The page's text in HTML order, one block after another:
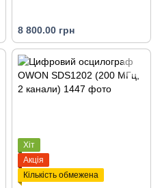
8 800.00 грн
Хіт
Акція
Кількість обмежена